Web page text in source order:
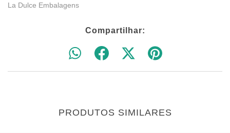
La Dulce Embalagens
Compartilhar:
PRODUTOS SIMILARES